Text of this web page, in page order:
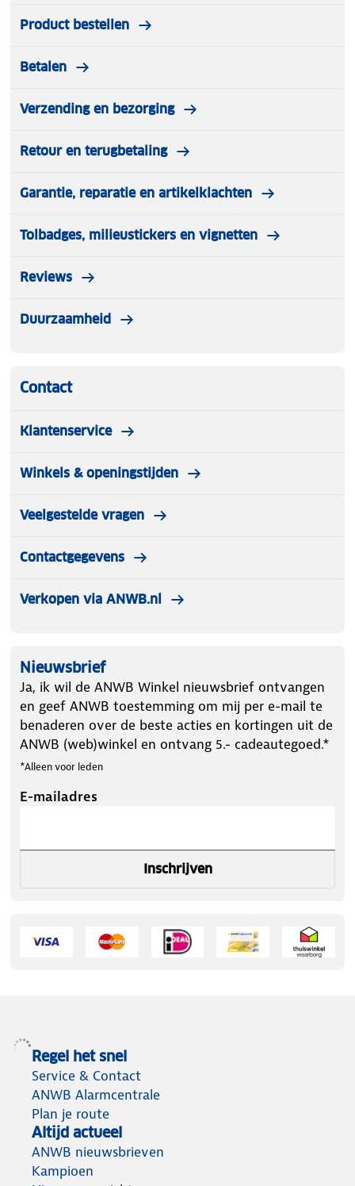
Product bestellen
Betalen
Verzending en bezorging
Retour en terugbetaling
Garantie, reparatie en artikelklachten
Tolbadges, milieustickers en vignetten
Reviews
Duurzaamheid
Contact
Klantenservice
Winkels & openingstijden
Veelgestelde vragen
Contactgegevens
Verkopen via ANWB.nl
Nieuwsbrief
Ja, ik wil de ANWB Winkel nieuwsbrief ontvangen
en geef ANWB toestemming om mij per e-mail te
benaderen over de beste acties en kortingen uit de
ANWB (web)winkel en ontvang 5.- cadeautegoed.*
*Alleen voor leden
E-mailadres
Inschrijven
Regel het snel
Service & Contact
ANWB Alarmcentrale
Plan je route
Altijd actueel
ANWB nieuwsbrieven
Kampioen